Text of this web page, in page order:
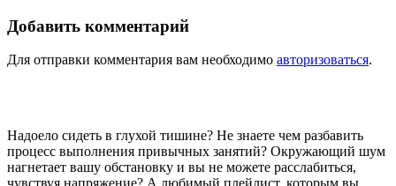
Добавить комментарий
Для отправки комментария вам необходимо авторизоваться.
Надоело сидеть в глухой тишине? Не знаете чем разбавить
процесс выполнения привычных занятий? Окружающий шум
нагнетает вашу обстановку и вы не можете расслабиться,